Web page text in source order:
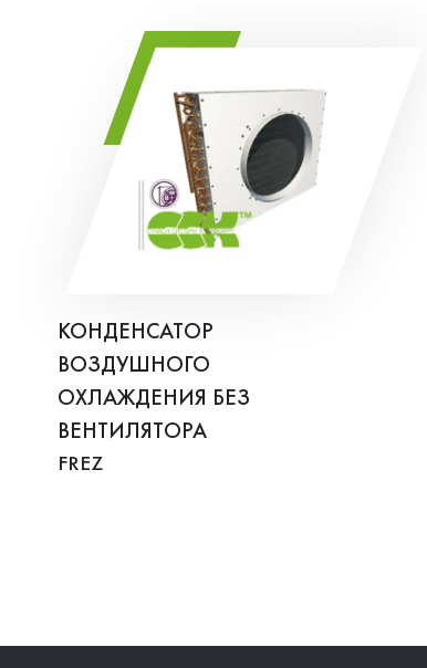
КОНДЕНСАТОР
ВОЗДУШНОГО
ОХЛАЖДЕНИЯ БЕЗ
ВЕНТИЛЯТОРА
FREZ